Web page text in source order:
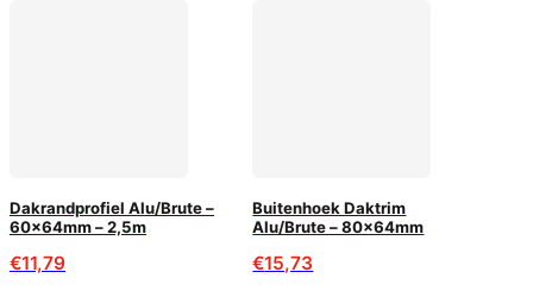
Dakrandprofiel Alu/Brute –
60x64mm – 2,5m
€11,79
Buitenhoek Daktrim
Alu/Brute – 80x64mm
€15,73